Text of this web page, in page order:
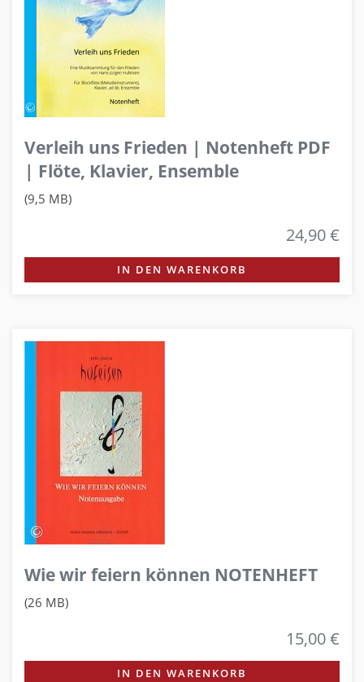
Verleih uns Frieden | Notenheft PDF
| Flöte, Klavier, Ensemble
(9,5 MB)
24,90 €
IN DEN WARENKORB
Wie wir feiern können NOTENHEFT
(26 MB)
15,00 €
IN DEN WARENKORB